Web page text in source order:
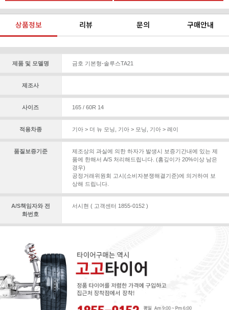
상품정보 리뷰 문의 구매안내
제품 및 모델명 금호 기본형-솔루스TA21
제조사
사이즈 165 / 60R 14
적용차종 기아 > 더 뉴 모닝 기아 > 모닝 기아 > 레이
품질보증기준
제조상의 과실에 의한 하자가 발생시 보증기간내에 있는 제
품에 한해서 A/S 처리해드립니다. (홈깊이가 20%이상 남은
경우)
공정거래위원회 고시(소비자분쟁해결기준)에 의거하여 보
상해 드립니다.
A/S책임자와 전
화번호
서시현 ( 고객센터 1855-0152 )